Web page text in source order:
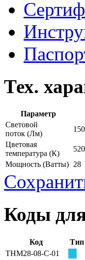
Тех.
Параметр
Световой
поток (Лм)
Цветовая
температура (К)
Мощность (Ватты) 28
Коды
Код Тип
THM28-08-C-01